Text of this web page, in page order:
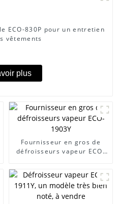
ECO-830P pour un entretien
vêtements
plus
Fournisseur en gros de
défroisseurs vapeur ECO-